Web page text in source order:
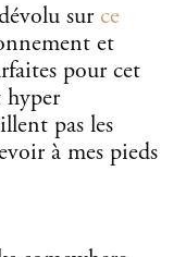
sur ce
et
pour cet
hyper
pas les
à mes pieds